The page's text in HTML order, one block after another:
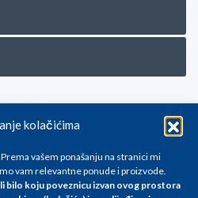
kolačićima
vašem ponašanju na stranici mi
vam relevantne ponude i proizvode.
bilo koju poveznicu izvan ovog prostora
ponudi obratite nam se na